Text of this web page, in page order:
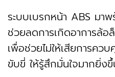
ระบบเบรกหน้า ABS ม
ช่วยลดการเกิดอาการล้
เพื่อช่วยไม่ให้เสียการค
ขับขี่ ให้รู้สึกมั่นใจมากยิ่ง